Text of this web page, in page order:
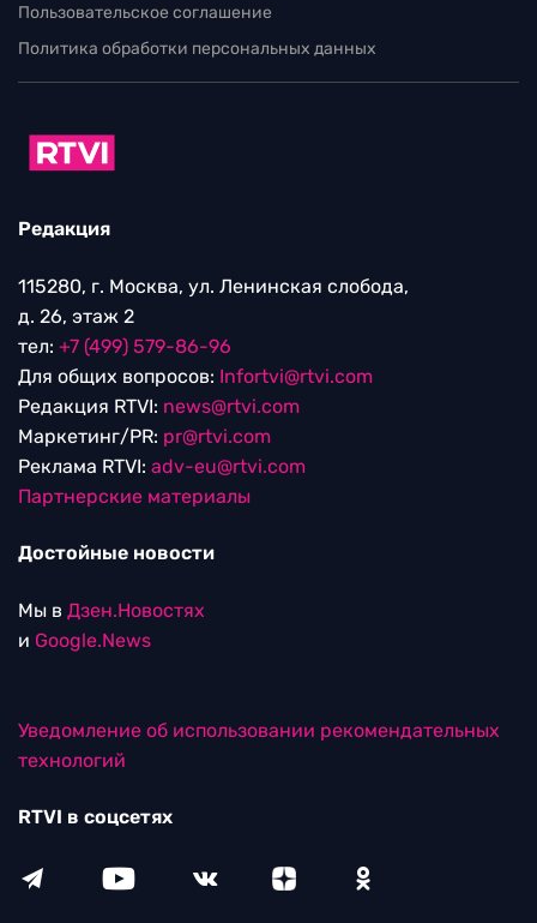
Пользовательское соглашение
Политика обработки персональных данных
Редакция
115280, г. Москва, ул. Ленинская слобода,
д. 26, этаж 2
тел: +7 (499) 579-86-96
Для общих вопросов: Infortvi@rtvi.com
Редакция RTVI: news@rtvi.com
Маркетинг/PR: pr@rtvi.com
Реклама RTVI: adv-eu@rtvi.com
Партнерские материалы
Достойные новости
Мы в Дзен.Новостях
и Google.News
Уведомление об использовании рекомендательных
технологий
RTVI в соцсетях